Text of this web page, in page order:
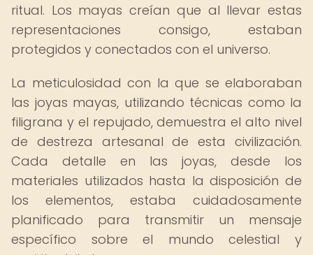
ritual. Los mayas creían que al llevar estas
representaciones consigo, estaban
protegidos y conectados con el universo.
La meticulosidad con la que se elaboraban
las joyas mayas, utilizando técnicas como la
filigrana y el repujado, demuestra el alto nivel
de destreza artesanal de esta civilización.
Cada detalle en las joyas, desde los
materiales utilizados hasta la disposición de
los elementos, estaba cuidadosamente
planificado para transmitir un mensaje
específico sobre el mundo celestial y